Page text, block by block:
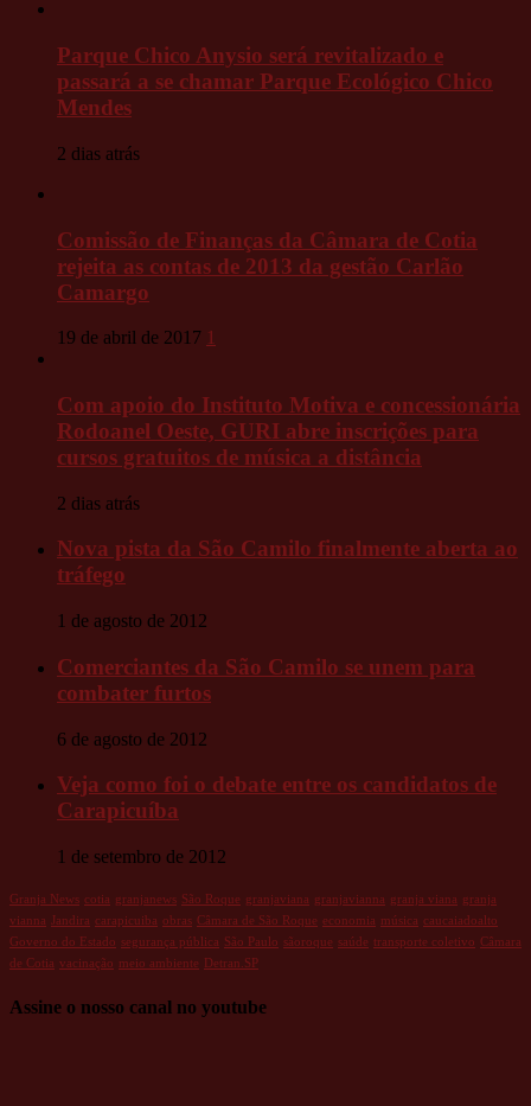
Parque Chico Anysio será revitalizado e
passará a se chamar Parque Ecológico Chico
Mendes
2 dias atrás
Comissão de Finanças da Câmara de Cotia
rejeita as contas de 2013 da gestão Carlão
Camargo
19 de abril de 2017 1
Com apoio do Instituto Motiva e concessionária
Rodoanel Oeste, GURI abre inscrições para
cursos gratuitos de música a distância
2 dias atrás
Nova pista da São Camilo finalmente aberta ao
tráfego
1 de agosto de 2012
Comerciantes da São Camilo se unem para
combater furtos
6 de agosto de 2012
Veja como foi o debate entre os candidatos de
Carapicuíba
1 de setembro de 2012
Granja News cotia granjanews São Roque granjaviana granjavianna granja viana granja
vianna
Jandira carapicuiba obras Câmara de São Roque economia música caucaiadoalto
Governo do Estado segurança pública São Paulo sãoroque saúde transporte coletivo Câmara
de Cotia vacinação meio ambiente Detran.SP
Assine o nosso canal no youtube